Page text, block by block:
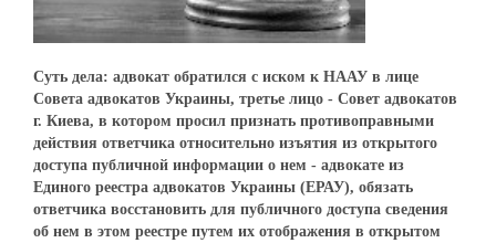
Суть дела: адвокат обратился с иском к НААУ в лице
Совета адвокатов Украины, третье лицо - Совет адвокатов
г. Киева, в котором просил признать противоправными
действия ответчика относительно изъятия из открытого
доступа публичной информации о нем - адвокате из
Единого реестра адвокатов Украины (ЕРАУ), обязать
ответчика восстановить для публичного доступа сведения
об нем в этом реестре путем их отображения в открытом